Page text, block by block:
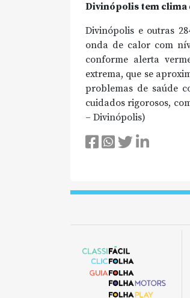
Divinópolis tem clima
Divinópolis e outras
onda de calor com
conforme alerta
extrema, que se
problemas de saúde
cuidados rigorosos,
– Divinópolis)